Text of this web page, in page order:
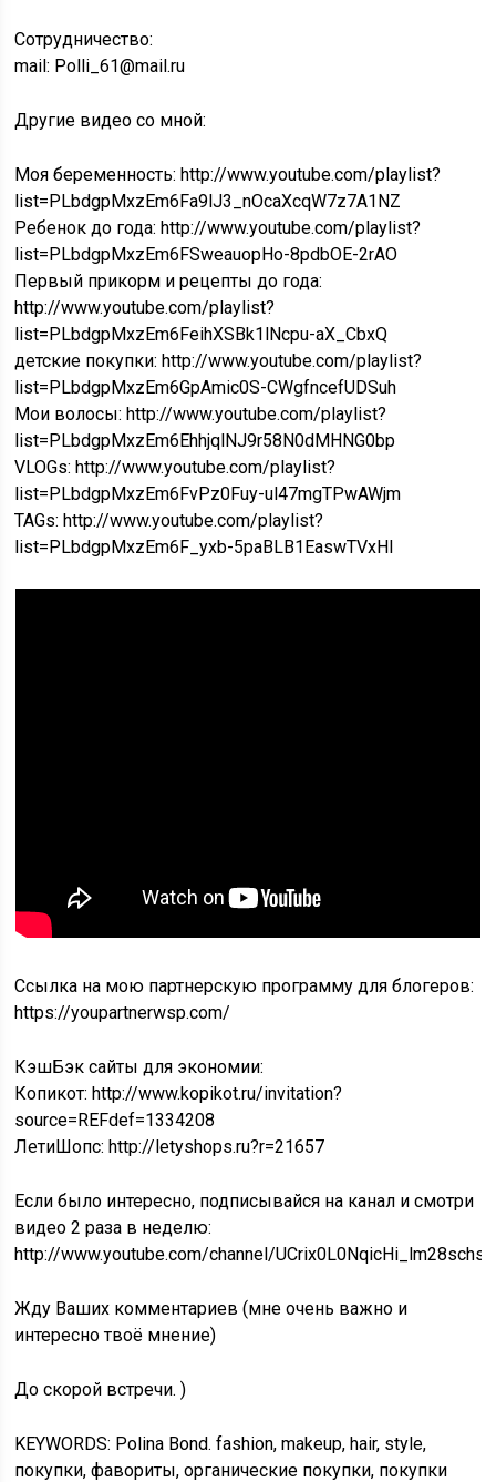
Сотрудничество:
mail: Polli_61@mail.ru
Другие видео со мной:
Моя беременность: http://www.youtube.com/playlist?
list=PLbdgpMxzEm6Fa9lJ3_nOcaXcqW7z7A1NZ
Ребенок до года: http://www.youtube.com/playlist?
list=PLbdgpMxzEm6FSweauopHo-8pdbOE-2rAO
Первый прикорм и рецепты до года:
http://www.youtube.com/playlist?
list=PLbdgpMxzEm6FeihXSBk1lNcpu-aX_CbxQ
детские покупки: http://www.youtube.com/playlist?
list=PLbdgpMxzEm6GpAmic0S-CWgfncefUDSuh
Мои волосы: http://www.youtube.com/playlist?
list=PLbdgpMxzEm6EhhjqlNJ9r58N0dMHNG0bp
VLOGs: http://www.youtube.com/playlist?
list=PLbdgpMxzEm6FvPz0Fuy-ul47mgTPwAWjm
TAGs: http://www.youtube.com/playlist?
list=PLbdgpMxzEm6F_yxb-5paBLB1EaswTVxHl
Ссылка на мою партнерскую программу для блогеров:
https://youpartnerwsp.com/
КэшБэк сайты для экономии:
Копикот: http://www.kopikot.ru/invitation?
source=REFdef=1334208
ЛетиШопс: http://letyshops.ru?r=21657
Если было интересно, подписывайся на канал и смотри
видео 2 раза в неделю:
http://www.youtube.com/channel/UCrix0L0NqicHi_lm28schsA
Жду Ваших комментариев (мне очень важно и
интересно твоё мнение)
До скорой встречи. )
KEYWORDS: Polina Bond. fashion, makeup, hair, style,
покупки, фавориты, органические покупки, покупки